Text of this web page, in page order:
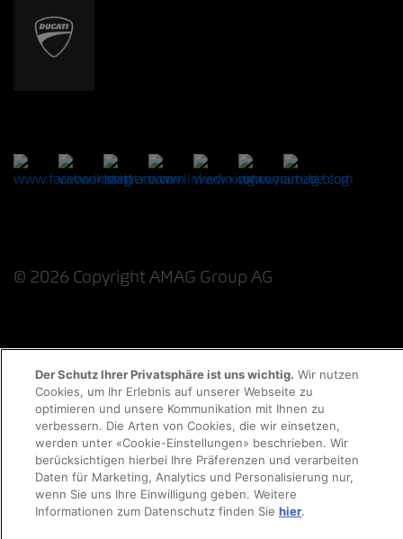
© 2026 Copyright AMAG Group AG
Datenschutzerklärung Impressum
Cookie-Richtlinie Rechtliche Hinweise
Der Schutz Ihrer Privatsphäre ist uns wichtig. Wir nutzen
Cookies, um Ihr Erlebnis auf unserer Webseite zu
optimieren und unsere Kommunikation mit Ihnen zu
verbessern. Die Arten von Cookies, die wir einsetzen,
werden unter «Cookie-Einstellungen» beschrieben. Wir
berücksichtigen hierbei Ihre Präferenzen und verarbeiten
Daten für Marketing, Analytics und Personalisierung nur,
wenn Sie uns Ihre Einwilligung geben. Weitere
Informationen zum Datenschutz finden Siehier.